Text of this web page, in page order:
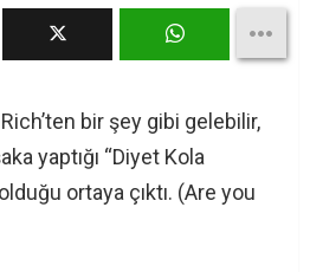
bir şey gibi gelebilir,
yaptığı “Diyet Kola
ortaya çıktı. (Are you